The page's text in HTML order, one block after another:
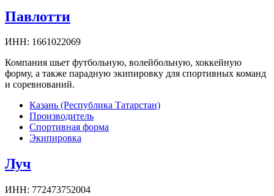
Павлотти
ИНН: 1661022069
Компания шьет футбольную, волейбольную, хоккейную
форму, а также парадную экипировку для спортивных команд
и соревнований.
Казань (Республика Татарстан)
Производитель
Спортивная форма
Экипировка
Луч
ИНН: 772473752004